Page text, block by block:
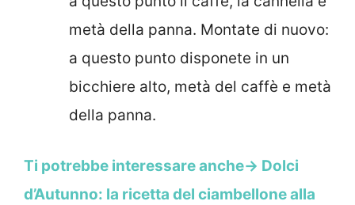
metà della panna. Montate di nuovo:
a questo punto disponete in un
bicchiere alto, metà del caffè e metà
della panna.
Ti potrebbe interessare anche-> Dolci
d’Autunno: la ricetta del ciambellone alla